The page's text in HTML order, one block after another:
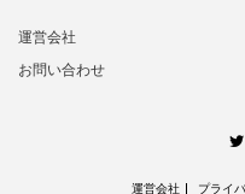
運営会社
お問い合わせ
運営会社 プライ